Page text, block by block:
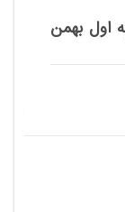
دفترچه اول بهمن
یکشنبه اول